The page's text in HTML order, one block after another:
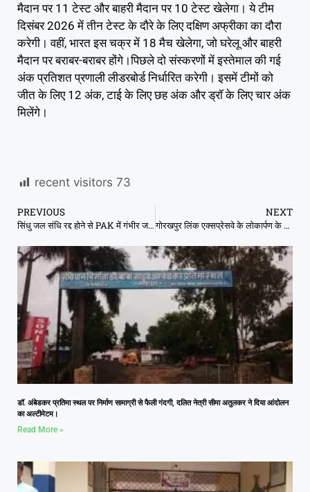
मैदान पर 11 टेस्ट और बाहरी मैदान पर 10 टेस्ट खेलेगा। ये टीम
दिसंबर 2026 में तीन टेस्ट के दौरे के लिए दक्षिण अफ्रीका का दौरा
करेगी। वहीं, भारत इस चक्र में 18 मैच खेलेगा, जो घरेलू और बाहरी
मैदान पर बराबर-बराबर होंगे।पिछले दो संस्करणों में इस्तेमाल की गई
अंक प्रतिशत प्रणाली लीडरबोर्ड निर्धारित करेगी। इसमें टीमों को
जीत के लिए 12 अंक, टाई के लिए छह अंक और ड्रॉ के लिए चार अंक
मिलेंगे।
recent visitors 73
PREVIOUS
सिंधु जल संधि ​रद्द होने से PAK में गंभीर जल संकट, पाकिस्तान में आएगी आपदा
NEXT
गोरखपुर लिंक एक्सप्रेसवे के लोकार्पण के दिन 20 जून को मुख्यमंत्री सुरक्षा फ्लीट को हरी झंडी दिखाकर रवाना करेंगे
डॉ. अंबेडकर प्रतिमा स्थल पर निर्माण सामाग्री से फैली गंदगी, दलित नेत्री सीमा अतुलकर ने दिया आंदोलन
का अल्टीमेटम।
Read More »